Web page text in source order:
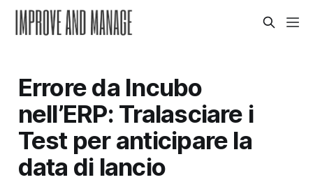
Errore da Incubo
nell’ERP: Tralasciare i
Test per anticipare la
data di lancio